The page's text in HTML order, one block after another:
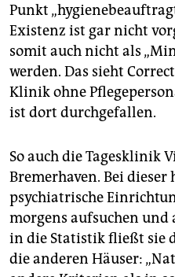
Punkt
Existenz ist gar nicht
somit auch nicht als
werden. Das sieht
Klinik ohne
ist dort durchgefallen.
So auch die Tagesklinik
Bremerhaven. Bei
psychiatrische
morgens aufsuchen und
in die Statistik fließt sie
die anderen Häuser: